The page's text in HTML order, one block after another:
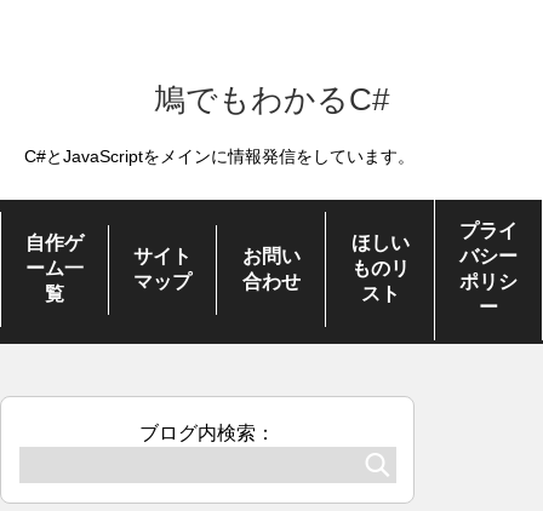
鳩でもわかるC#
C#とJavaScriptをメインに情報発信をしています。
自作ゲ
ーム一
覧
サイト
マップ
お問い
合わせ
ほしい
ものリ
スト
プライ
バシー
ポリシ
ー
ブログ内検索：